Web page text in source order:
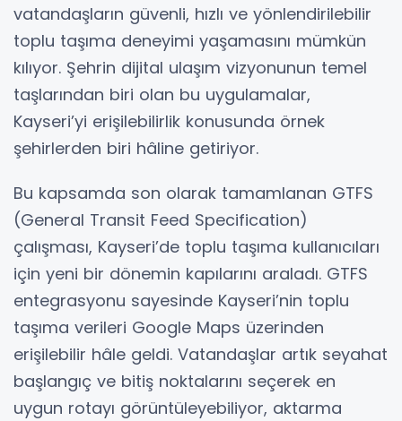
vatandaşların güvenli, hızlı ve yönlendirilebilir
toplu taşıma deneyimi yaşamasını mümkün
kılıyor. Şehrin dijital ulaşım vizyonunun temel
taşlarından biri olan bu uygulamalar,
Kayseri’yi erişilebilirlik konusunda örnek
şehirlerden biri hâline getiriyor.
Bu kapsamda son olarak tamamlanan GTFS
(General Transit Feed Specification)
çalışması, Kayseri’de toplu taşıma kullanıcıları
için yeni bir dönemin kapılarını araladı. GTFS
entegrasyonu sayesinde Kayseri’nin toplu
taşıma verileri Google Maps üzerinden
erişilebilir hâle geldi. Vatandaşlar artık seyahat
başlangıç ve bitiş noktalarını seçerek en
uygun rotayı görüntüleyebiliyor, aktarma